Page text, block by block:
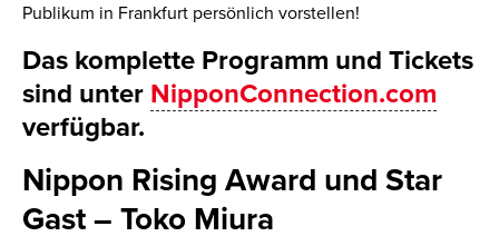
Publikum in Frankfurt persönlich vorstellen!
Das komplette Programm und Tickets
sind unter NipponConnection.com
verfügbar.
Nippon Rising Award und Star
Gast – Toko Miura